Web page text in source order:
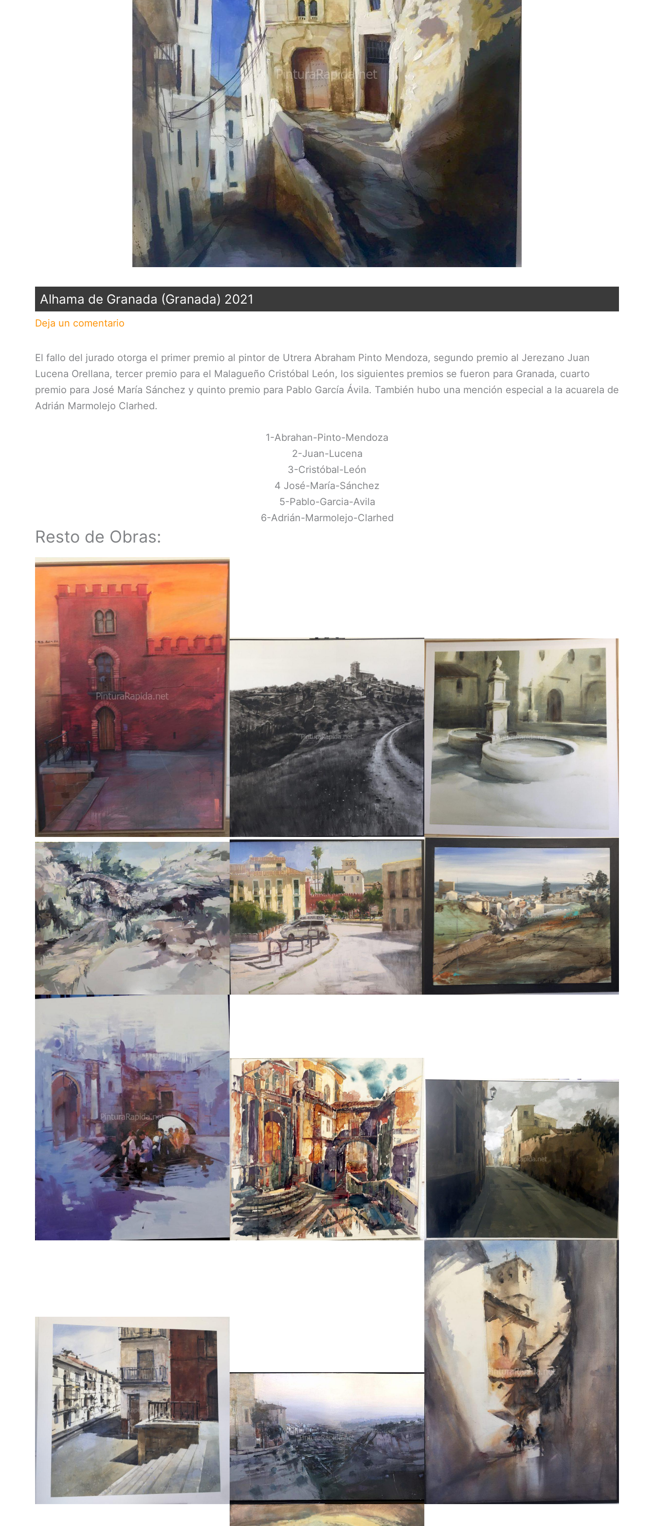
Alhama de Granada (Granada) 2021
Deja un comentario
El fallo del jurado otorga el primer premio al pintor de Utrera Abraham Pinto Mendoza, segundo premio al Jerezano Juan
Lucena Orellana, tercer premio para el Malagueño Cristóbal León, los siguientes premios se fueron para Granada, cuarto
premio para José María Sánchez y quinto premio para Pablo García Ávila. También hubo una mención especial a la acuarela de
Adrián Marmolejo Clarhed.
1-Abrahan-Pinto-Mendoza
2-Juan-Lucena
3-Cristóbal-León
4 José-María-Sánchez
5-Pablo-Garcia-Avila
6-Adrián-Marmolejo-Clarhed
Resto de Obras: